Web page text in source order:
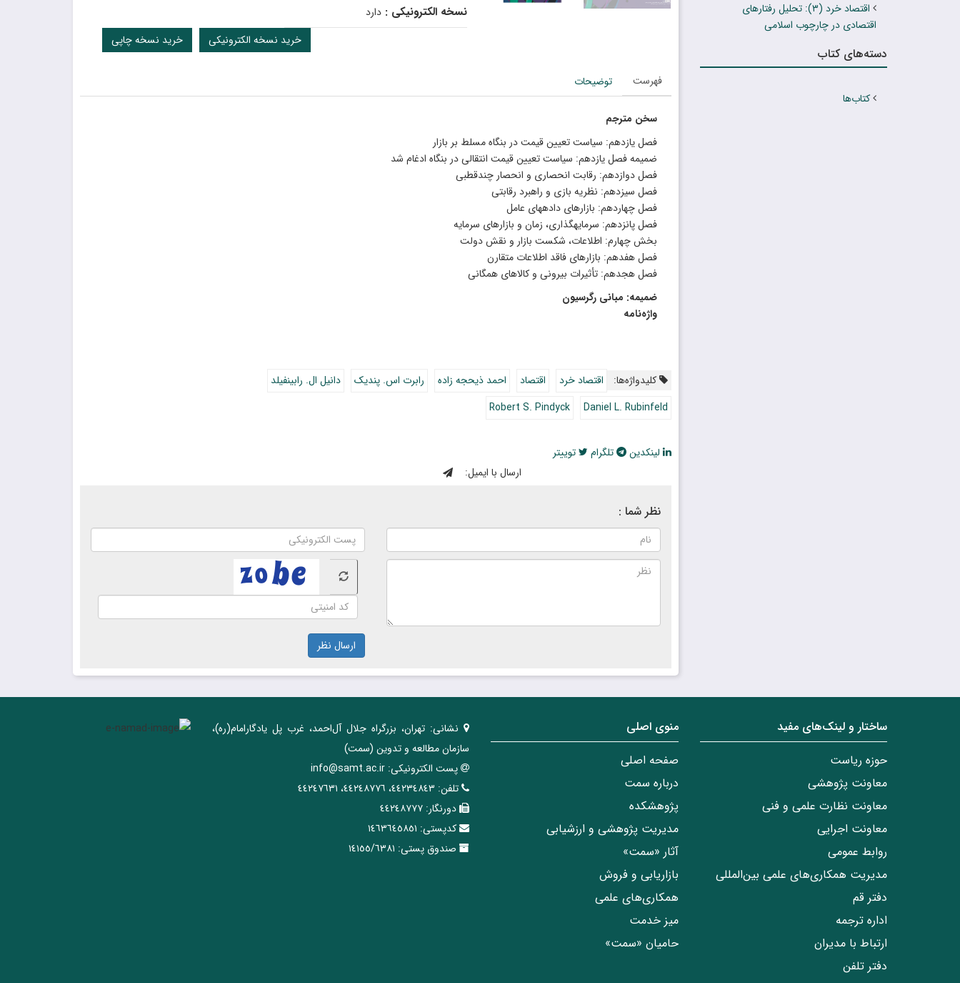
نسخه الکترونیکی :دارد
خرید نسخه چاپی خرید نسخه الکترونیکی
فهرست توضیحات
سخن مترجم
فصل یازدهم: سیاست تعیین قیمت در بنگاه مسلط بر بازار
ضمیمه فصل یازدهم: سیاست تعیین قیمت انتقالى در بنگاه ادغام شد
فصل دوازدهم: رقابت انحصارى و انحصار چندقطبى
فصل سیزدهم: نظریه بازى و راهبرد رقابتى
فصل چهاردهم: بازارهاى داده‏هاى عامل
فصل پانزدهم: سرمایه‏گذارى، زمان و بازارهاى سرمایه
بخش چهارم: اطلاعات، شکست بازار و نقش دولت
فصل هفدهم: بازارهاى فاقد اطلاعات متقارن
فصل هجدهم: تأثیرات بیرونى و کالاهاى همگانى
ضمیمه: مبانى رگرسیون
واژه‌‏نامه
کلیدواژه‌ها: اقتصاد خرد‍ اقتصاد احمد ذیحجه زاده رابرت اس. پندیک
دانیل ال. رابینفیلد
Daniel L. Rubinfeld
Robert S. Pindyck
لینکدین تلگرام
توییتر
ارسال با ایمیل:
نظر شما :
ارسال نظر
اقتصاد خرد (۳): تحلیل رفتارهای
اقتصادی در چارچوب اسلامی
دسته‌های کتاب
کتاب‌ها
ساختار‌‌ و‌‌ لینک‌های مفید
حوزه ریاست
معاونت پژوهشی
معاونت نظارت علمی و فنی
معاونت اجرایی
روابط عمومی
مدیریت همکاری‌های علمی بین‌المللی
دفتر قم
اداره ترجمه
ارتباط با مدیران
دفتر تلفن
منوی اصلی
صفحه اصلی
درباره سمت
پژوهشکده
مدیریت پژوهشی و ارزشیابی
آثار «سمت»
بازاریابی و فروش
همکاری‌های علمی
میز خدمت
حامیان «سمت»
نشانی: تهران، ‌بزرگراه ‌جلال آل‌احمد، غرب پل يادگار‌امام(ره)‌،
سازمان مطالعه و تدوین‌ (سمت)
پست الکترونیکی: info@samt.ac.ir
تلفن: ٤٤٢٣٤٨٤٣، ٤٤٢٤٨٧٧٦، ٤٤٢٤٧٦٣١
دورنگار: ٤٤٢٤٨٧٧٧
کدپستی: ١٤٦٣٦٤٥٨٥١
صندوق پستی: ١٤١٥٥/٦٣٨١